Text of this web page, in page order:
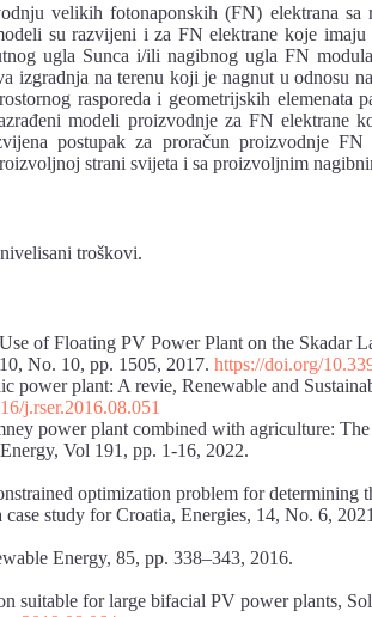
velikih fotonaponskih (FN) elektrana sa
su razvijeni i za FN elektrane koje imaju
ugla Sunca i/ili nagibnog ugla FN
izgradnja na terenu koji je nagnut u odnosu
rasporeda i geometrijskih elemenata
modeli proizvodnje za FN elektrane
postupak za proračun proizvodnje FN
strani svijeta i sa proizvoljnim
troškovi.
of Floating PV Power Plant on the Skadar
No. 10, pp. 1505, 2017. https://doi.org/
power plant: A revie, Renewable and
j.rser.2016.08.051
power plant combined with agriculture:
Vol 191, pp. 1-16, 2022.
optimization problem for determining
study for Croatia, Energies, 14, No. 6,
Energy, 85, pp. 338–343, 2016.
for large bifacial PV power plants,